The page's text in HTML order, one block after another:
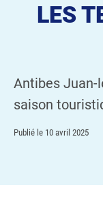
LES
Antibes Juan-
saison
Publié le 10 avril 2025